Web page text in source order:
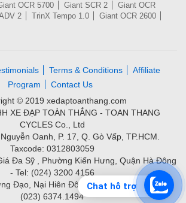
Chat hỗ trợ
OCR 5700 Giant SCR 2
Giant OCR
2 TrinX Tempo 1.0
Giant OCR 2600
Terms & Conditions
Affiliate
Program
Contact Us
© 2019 xedaptoanthang.com
XE ĐẠP TOÀN THẮNG - TOAN THANG
CYCLES Co., Ltd
Oanh, P. 17, Q. Gò Vấp, TP.HCM.
Taxcode: 0312803059
Đa Sỹ , Phường Kiến Hưng, Quận Hà Đông
- Tel: (024) 3200 4156
Đạo, Nại Hiên Đông, Quận Sơn Trà - Tel:
(023) 6374.1494